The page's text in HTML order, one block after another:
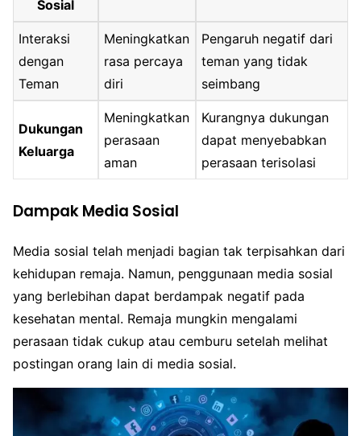
Sosial
Interaksi
dengan
Teman
Meningkatkan
rasa percaya
diri
Pengaruh negatif dari
teman yang tidak
seimbang
Dukungan
Keluarga
Meningkatkan
perasaan
aman
Kurangnya dukungan
dapat menyebabkan
perasaan terisolasi
Dampak Media Sosial
Media sosial telah menjadi bagian tak terpisahkan dari
kehidupan remaja. Namun, penggunaan media sosial
yang berlebihan dapat berdampak negatif pada
kesehatan mental. Remaja mungkin mengalami
perasaan tidak cukup atau cemburu setelah melihat
postingan orang lain di media sosial.